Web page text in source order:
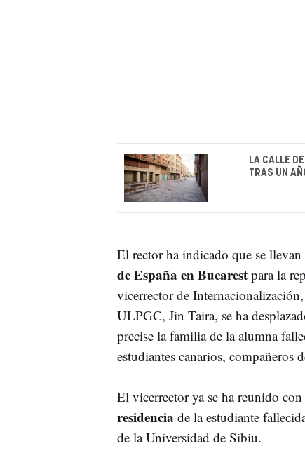
LA CALLE
TRAS UN
El rector ha indicado que se llevan
de España en Bucarest para la
vicerrector de
ULPGC, Jin Taira, se ha
precise la familia de la alumna
estudiantes canarios, compañeros
El vicerrector ya se ha reunido
residencia de la estudiante
de la Universidad de Sibiu.